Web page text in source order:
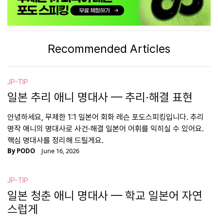
Recommended Articles
JP-TIP
일본 추리 애니 명대사 — 추리·해결 표현
안녕하세요, 무제한 1:1 일본어 회화 레슨 포도스피킹입니다. 추리
명작 애니의 명대사로 사건·해결 일본어 어휘를 익히실 수 있어요.
핵심 명대사를 정리해 드릴게요.
ByPODO June 16, 2026
JP-TIP
일본 청춘 애니 명대사 — 학교 일본어 자연
스럽게